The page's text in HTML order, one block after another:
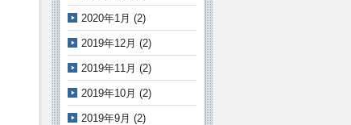
2020年1月 (2)
2019年12月 (2)
2019年11月 (2)
2019年10月 (2)
2019年9月 (2)